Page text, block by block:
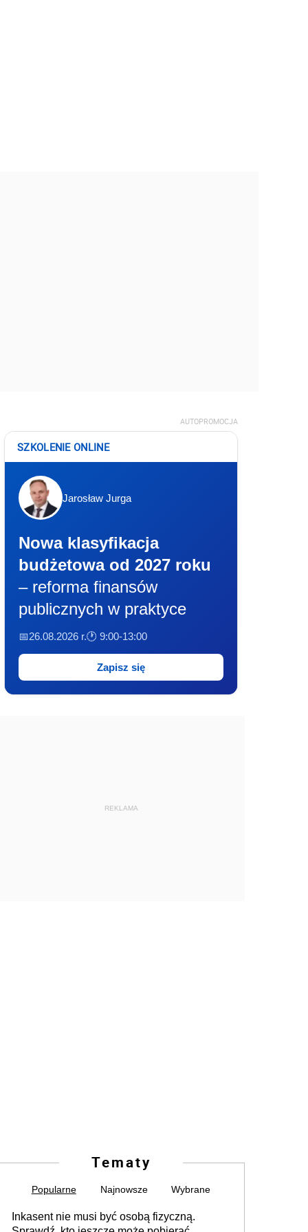
AUTOPROMOCJA
SZKOLENIE ONLINE
Jarosław Jurga
Nowa klasyfikacja
budżetowa od 2027 roku
– reforma finansów
publicznych w praktyce
📅26.08.2026 r.🕐 9:00-13:00
Zapisz się
REKLAMA
Tematy
Popularne Najnowsze Wybrane
Inkasent nie musi być osobą fizyczną.